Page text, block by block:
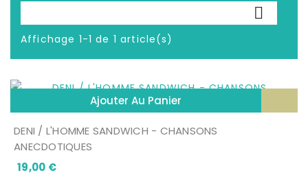

Affichage 1-1 de 1 article(s)
Ajouter Au Panier
DENI / L'HOMME SANDWICH - CHANSONS
ANECDOTIQUES
19,00 €Prix